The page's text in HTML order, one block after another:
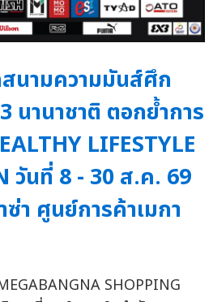
สนามความมันส์ศึก
นานาชาติ ตอกย้ำการ
LIFESTYLE
วันที่ 8 - 30 ส.ค. 69
า ศูนย์การค้าเมกา
SHOPPING